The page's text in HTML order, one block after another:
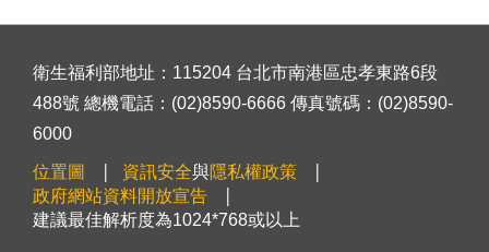
衛生福利部地址：115204 台北市南港區忠孝東路6段
488號 總機電話：(02)8590-6666 傳真號碼：(02)8590-
6000
位置圖 資訊安全與隱私權政策
政府網站資料開放宣告
建議最佳解析度為1024*768或以上